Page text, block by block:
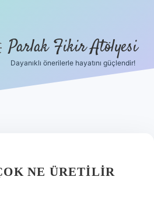
Parlak Fikir Atölyesi
Dayanıklı önerilerle hayatını güçlendir!
NE ÜRETILIR